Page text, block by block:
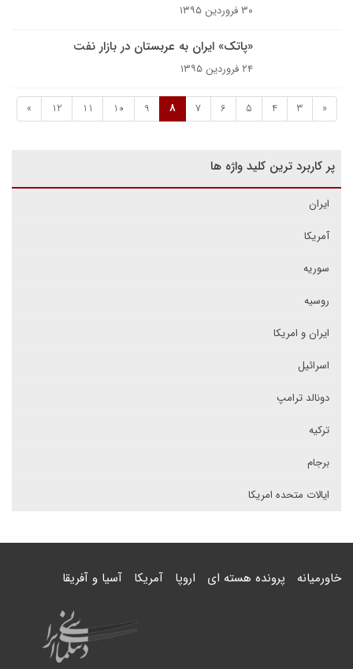
۳۰ فروردین ۱۳۹۵
«پاتک» ایران به عربستان در بازار نفت
۲۴ فروردین ۱۳۹۵
«
3
4
5
6
7
8
9
10
11
12
»
پر کاربرد ترین کلید واژه ها
ایران
آمریکا
سوریه
روسیه
ایران و امریکا
اسرائیل
دونالد ترامپ
ترکیه
برجام
ایالات متحده امریکا
خاورمیانه پرونده هسته ای اروپا آمریکا آسیا و آفریقا